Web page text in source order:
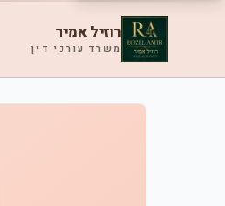
רוזיל אמיר
משרד עורכי דין